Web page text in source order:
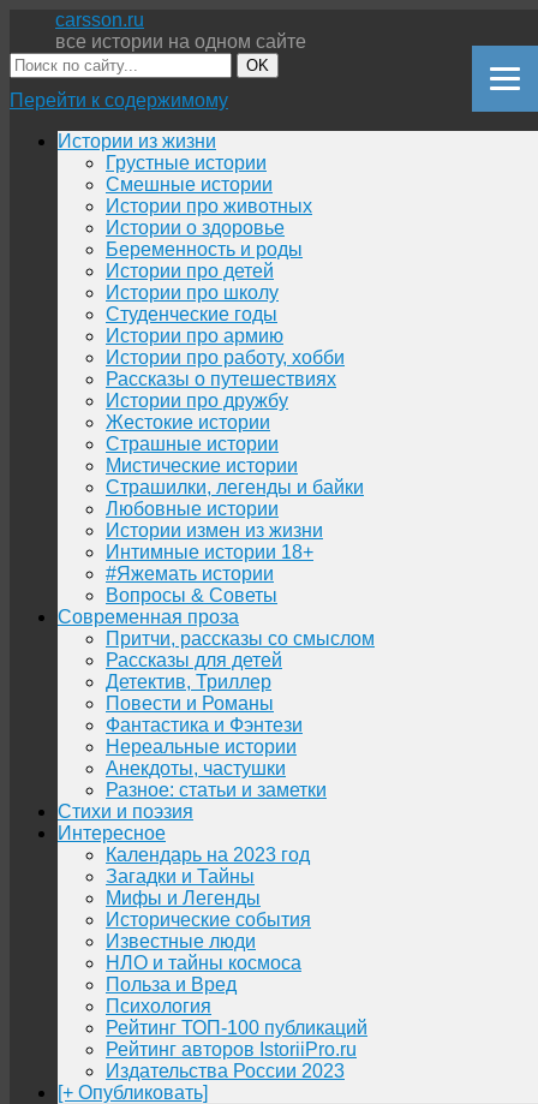
carsson.ru
все истории на одном сайте
OK
Перейти к содержимому
Истории из жизни
Грустные истории
Смешные истории
Истории про животных
Истории о здоровье
Беременность и роды
Истории про детей
Истории про школу
Студенческие годы
Истории про армию
Истории про работу, хобби
Рассказы о путешествиях
Истории про дружбу
Жестокие истории
Страшные истории
Мистические истории
Страшилки, легенды и байки
Любовные истории
Истории измен из жизни
Интимные истории 18+
#Яжемать истории
Вопросы & Советы
Современная проза
Притчи, рассказы со смыслом
Рассказы для детей
Детектив, Триллер
Повести и Романы
Фантастика и Фэнтези
Нереальные истории
Анекдоты, частушки
Разное: статьи и заметки
Стихи и поэзия
Интересное
Календарь на 2023 год
Загадки и Тайны
Мифы и Легенды
Исторические события
Известные люди
НЛО и тайны космоса
Польза и Вред
Психология
Рейтинг ТОП-100 публикаций
Рейтинг авторов IstoriiPro.ru
Издательства России 2023
[+ Опубликовать]